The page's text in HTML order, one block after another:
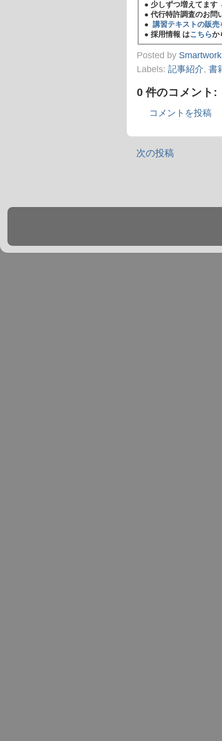
● 少しずつ増えてま
●代行特許調査のお問
●講習テキストの販売
●採用情報 はこちらか
Posted by
Labels: 記事紹介, 書
0 件のコメント:
コメントを投稿
次の投稿